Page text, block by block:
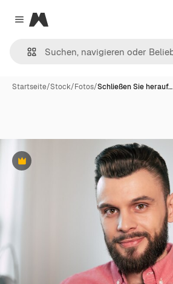
Close menu
Magnific
Startseite/Stock/Fotos/Schließen Sie herauf…
Premium